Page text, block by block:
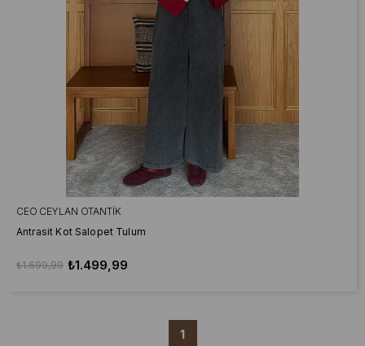
CEO CEYLAN OTANTIK
Antrasit Kot Salopet Tulum
₺1.499,99
₺1.699,99
1